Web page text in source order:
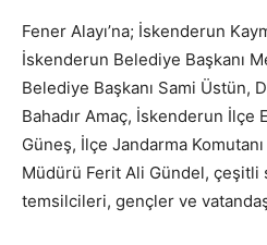
Fener Alayı’na; İskenderun
İskenderun Belediye Başkanı
Belediye Başkanı Sami Üstün,
Bahadır Amaç, İskenderun İlçe
Güneş, İlçe Jandarma
Müdürü Ferit Ali Gündel,
temsilcileri, gençler ve